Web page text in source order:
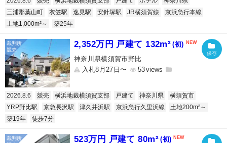
三浦郡葉山町
衣笠駅 逸見駅 安針塚駅 JR横須賀線
京浜急行本線
土地1,000m²～
築25年
2,352万円 戸建て 132m² (初)
神奈川県横須賀市野比
入札8月27日〜
53
2026.8.6 競売 横浜地裁横須賀支部 戸建て 神奈川県
横須賀市
YRP野比駅
京急長沢駅 津久井浜駅 京浜急行久里浜線
土地200m²～
築19年
徒歩7分
523万円 戸建て 80m² (初)